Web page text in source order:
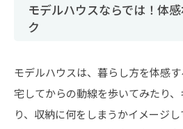
モデルハウスならでは！体
ク
モデルハウスは、暮らし方を体感
宅してからの動線を歩いてみたり
り、収納に何をしまうかイメージ